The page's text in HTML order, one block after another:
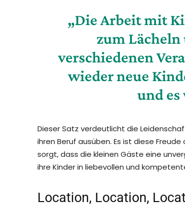
„Die Arbeit mit
zum Lächeln
verschiedenen
wieder neue
und
Dieser Satz verdeutlicht die
ihren Beruf ausüben. Es ist diese
sorgt, dass die kleinen Gäste eine
ihre Kinder in liebevollen und
Location, Location,